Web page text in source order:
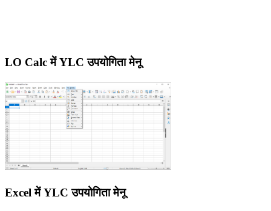
LO Calc में YLC उपयोगिता मेनू
Excel में YLC उपयोगिता मेनू